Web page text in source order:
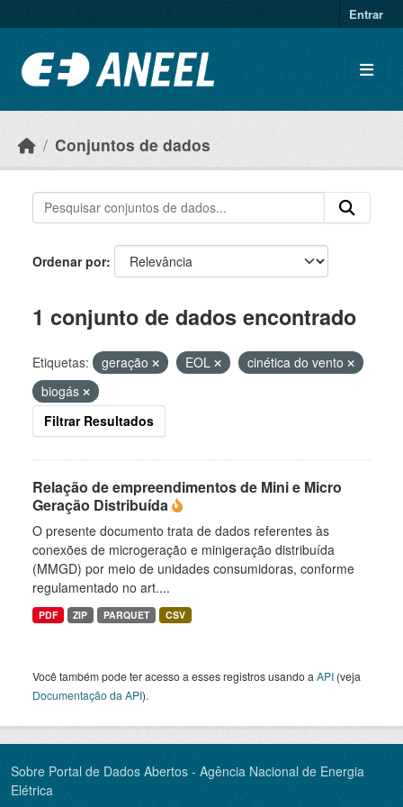
Entrar
Conjuntos de dados
Ordenar por
1 conjunto de dados encontrado
Etiquetas: geração EOL
cinética do vento
biogás
Filtrar Resultados
Relação de empreendimentos de Mini e Micro
Geração Distribuída
O presente documento trata de dados referentes às
conexões de microgeração e minigeração distribuída
(MMGD) por meio de unidades consumidoras, conforme
regulamentado no art....
PDF ZIP PARQUET CSV
Você também pode ter acesso a esses registros usando a API (veja
Documentação da API).
Sobre Portal de Dados Abertos - Agência Nacional de Energia
Elétrica